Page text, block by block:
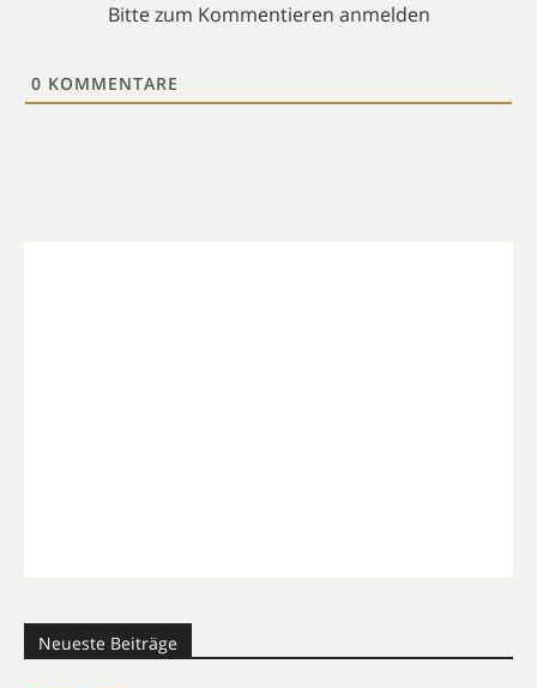
Bitte zum Kommentieren anmelden
0 KOMMENTARE
Neueste Beiträge